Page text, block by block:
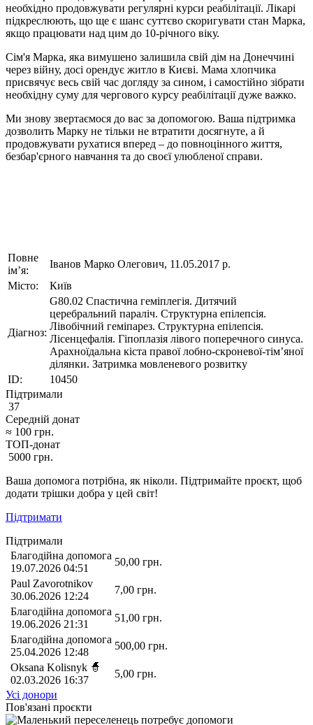
необхідно продовжувати регулярні курси реабілітації. Лікарі
підкреслюють, що ще є шанс суттєво скоригувати стан Марка,
якщо працювати над цим до 10-річного віку.
Сім'я Марка, яка вимушено залишила свій дім на Донеччині
через війну, досі орендує житло в Києві. Мама хлопчика
присвячує весь свій час догляду за сином, і самостійно зібрати
необхідну суму для чергового курсу реабілітації дуже важко.
Ми знову звертаємося до вас за допомогою. Ваша підтримка
дозволить Марку не тільки не втратити досягнуте, а й
продовжувати рухатися вперед – до повноцінного життя,
безбар'єрного навчання та до своєї улюбленої справи.
Повне
ім’я:
Іванов Марко Олегович, 11.05.2017 р.
Місто:
Київ
Діагноз:
G80.02 Спастична геміплегія. Дитячий
церебральний параліч. Структурна епілепсія.
Лівобічний геміпарез. Структурна епілепсія.
Лісенцефалія. Гіпоплазія лівого поперечного синуса.
Арахноїдальна кіста правої лобно-скроневої-тім’яної
ділянки. Затримка мовленевого розвитку
ID:
10450
Підтримали
37
Середній донат
≈ 100 грн.
ТОП-донат
5000 грн.
Ваша допомога потрібна, як ніколи. Підтримайте проєкт, щоб
додати трішки добра у цей світ!
Підтримати
Підтримали
Благодійна допомога
19.07.2026 04:51
50,00 грн.
Paul Zavorotnikov
30.06.2026 12:24
7,00 грн.
Благодійна допомога
19.06.2026 21:31
51,00 грн.
Благодійна допомога
25.04.2026 12:48
500,00 грн.
Oksana Kolisnyk 🧙
02.03.2026 16:37
5,00 грн.
Усі донори
Пов'язані проєкти